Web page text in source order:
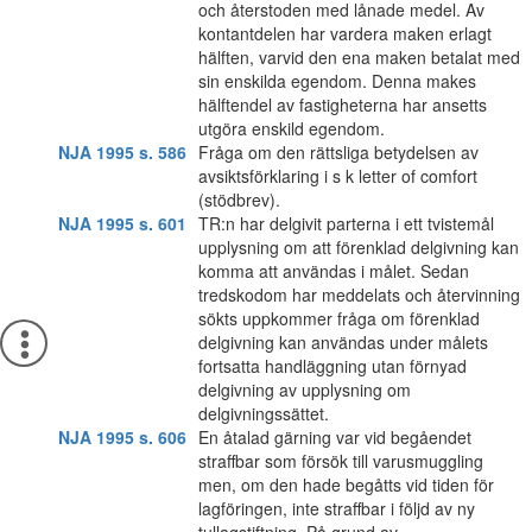
och återstoden med lånade medel. Av
kontantdelen har vardera maken erlagt
hälften, varvid den ena maken betalat med
sin enskilda egendom. Denna makes
hälftendel av fastigheterna har ansetts
utgöra enskild egendom.
NJA 1995 s. 586 Fråga om den rättsliga betydelsen av
avsiktsförklaring i s k letter of comfort
(stödbrev).
NJA 1995 s. 601 TR:n har delgivit parterna i ett tvistemål
upplysning om att förenklad delgivning kan
komma att användas i målet. Sedan
tredskodom har meddelats och återvinning
sökts uppkommer fråga om förenklad
delgivning kan användas under målets
fortsatta handläggning utan förnyad
delgivning av upplysning om
delgivningssättet.
NJA 1995 s. 606 En åtalad gärning var vid begåendet
straffbar som försök till varusmuggling
men, om den hade begåtts vid tiden för
lagföringen, inte straffbar i följd av ny